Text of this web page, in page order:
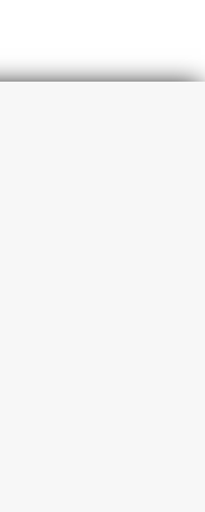
has occurred